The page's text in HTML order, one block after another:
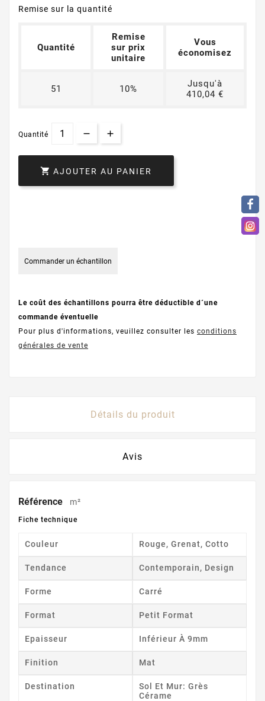
Remise sur la quantité
Quantité
Remise
sur prix
unitaire
Vous
économisez
51 10%
Jusqu'à
410,04 €
Quantité
 AJOUTER AU PANIER
Commander un échantillon
Le coût des échantillons pourra être déductible d´une
commande éventuelle
Pour plus d'informations, veuillez consulter les conditions
générales de vente
Détails du produit
Avis
Référence m²
Fiche technique
Couleur Rouge, Grenat, Cotto
Tendance Contemporain, Design
Forme Carré
Format Petit Format
Epaisseur Inférieur À 9mm
Finition Mat
Destination
Sol Et Mur: Grès
Cérame